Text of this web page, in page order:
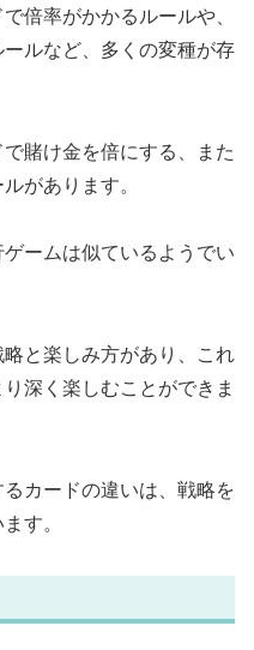
倍率がかかるルールや、
ルなど、多くの変種が存
賭け金を倍にする、また
があります。
ームは似ているようでい
と楽しみ方があり、これ
深く楽しむことができま
カードの違いは、戦略を
す。